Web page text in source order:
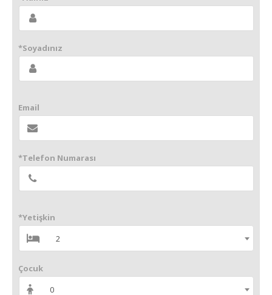
*Soyadınız
Email
*Telefon Numarası
*Yetişkin
2
Çocuk
0